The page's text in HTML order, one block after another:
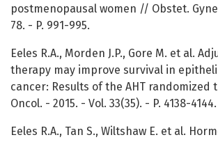
postmenopausal women // Obstet.
78. - P. 991-995.
Eeles R.A., Morden J.P., Gore M. et al.
therapy may improve survival in
cancer: Results of the AHT randomized
Oncol. - 2015. - Vol. 33(35). - P. 4138-4144.
Eeles R.A., Tan S., Wiltshaw E. et al.